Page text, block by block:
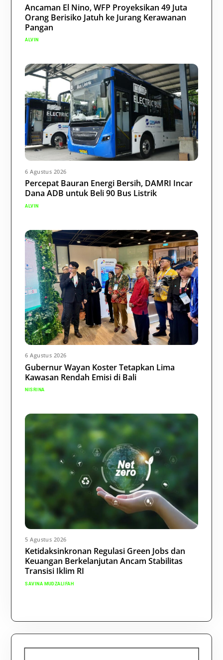
Ancaman El Nino, WFP Proyeksikan 49 Juta
Orang Berisiko Jatuh ke Jurang Kerawanan
Pangan
ALVIN
6 Agustus 2026
Percepat Bauran Energi Bersih, DAMRI Incar
Dana ADB untuk Beli 90 Bus Listrik
ALVIN
6 Agustus 2026
Gubernur Wayan Koster Tetapkan Lima
Kawasan Rendah Emisi di Bali
NISRINA
5 Agustus 2026
Ketidaksinkronan Regulasi Green Jobs dan
Keuangan Berkelanjutan Ancam Stabilitas
Transisi Iklim RI
SAVINA MUDZALIFAH